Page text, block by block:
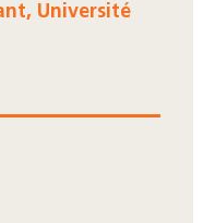
Université